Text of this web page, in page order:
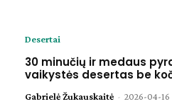
Desertai
30 minučių ir medaus
vaikystės desertas be
Gabrielė Žukauskaitė - 2026-04-16